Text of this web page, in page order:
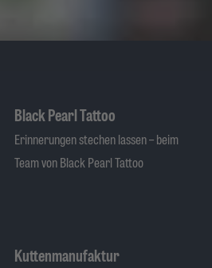
Black Pearl Tattoo
Erinnerungen stechen lassen – beim
Team von Black Pearl Tattoo
Kuttenmanufaktur